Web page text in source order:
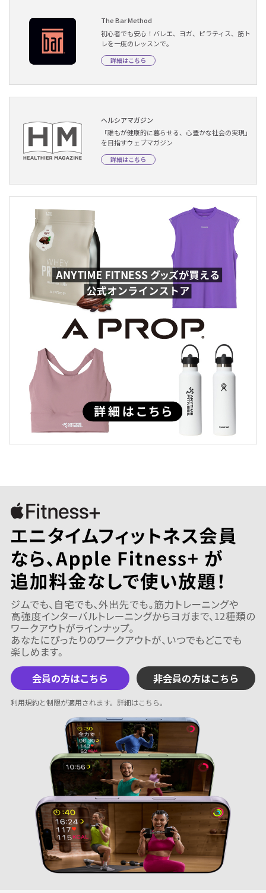
The Bar Method
初心者でも安心！バレエ、ヨガ、ピラティス、筋ト
レを一度のレッスンで。
詳細はこちら
ヘルシアマガジン
「誰もが健康的に暮らせる、心豊かな社会の実現」
を目指すウェブマガジン
詳細はこちら
会員の方はこちら 非会員の方はこちら
利用規約と制限が適用されます。 詳細はこちら。